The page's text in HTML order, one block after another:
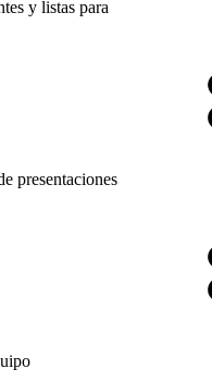
y listas para
presentaciones